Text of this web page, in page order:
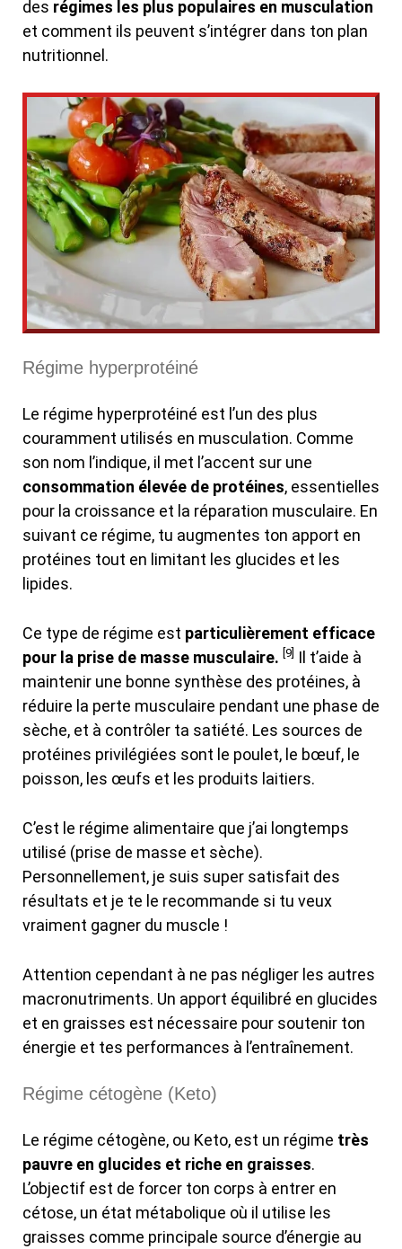
des régimes les plus populaires en musculation
et comment ils peuvent s’intégrer dans ton plan
nutritionnel.
Régime hyperprotéiné
Le régime hyperprotéiné est l’un des plus
couramment utilisés en musculation. Comme
son nom l’indique, il met l’accent sur une
consommation élevée de protéines, essentielles
pour la croissance et la réparation musculaire. En
suivant ce régime, tu augmentes ton apport en
protéines tout en limitant les glucides et les
lipides.
Ce type de régime est particulièrement efficace
pour la prise de masse musculaire. [9] Il t’aide à
maintenir une bonne synthèse des protéines, à
réduire la perte musculaire pendant une phase de
sèche, et à contrôler ta satiété. Les sources de
protéines privilégiées sont le poulet, le bœuf, le
poisson, les œufs et les produits laitiers.
C’est le régime alimentaire que j’ai longtemps
utilisé (prise de masse et sèche).
Personnellement, je suis super satisfait des
résultats et je te le recommande si tu veux
vraiment gagner du muscle !
Attention cependant à ne pas négliger les autres
macronutriments. Un apport équilibré en glucides
et en graisses est nécessaire pour soutenir ton
énergie et tes performances à l’entraînement.
Régime cétogène (Keto)
Le régime cétogène, ou Keto, est un régime très
pauvre en glucides et riche en graisses.
L’objectif est de forcer ton corps à entrer en
cétose, un état métabolique où il utilise les
graisses comme principale source d’énergie au